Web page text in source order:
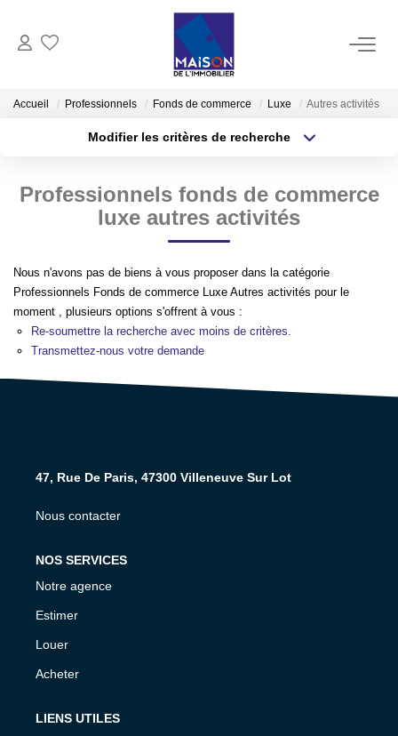
LOCATION
GESTION
Estimer Vendre
Estimation En Ligne Gratuite
Biens Vendus
EXTRANET PROPRIÉTAIRE
Accueil Professionnels Fonds de commerce Luxe Autres activités
Modifier les critères de recherche
Sélectionnez...
Type de bien
Surface min
Créer une alerte
Professionnels fonds de commerce
luxe autres activités
Nous n'avons pas de biens à vous proposer dans la catégorie
Professionnels Fonds de commerce Luxe Autres activités pour le
moment , plusieurs options s'offrent à vous :
Re-soumettre la recherche avec moins de critères.
Transmettez-nous votre demande
47, Rue De Paris, 47300 Villeneuve Sur Lot
Nous contacter
NOS SERVICES
Notre agence
Estimer
Louer
Acheter
LIENS UTILES